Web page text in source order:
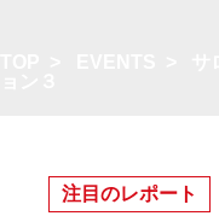
注目のレポート